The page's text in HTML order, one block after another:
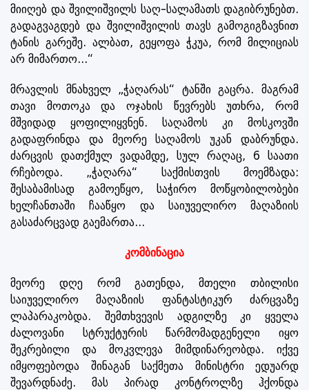
მიიღებ და შვილიშვილს საღ-სალამათს დაგიბრუნებთ.
გადაგვაგდებ და შვილიშვილის თავს გამოგიგზავნით
ტანის გარეშე. ალბათ, გეყოფა ჭკუა, რომ მილიციას
არ მიმართო...“
მრავლის მნახველ „ჭაღარას“ ტანში გაცრა. მაგრამ
თავი მოთოკა და ოჯახის წევრებს უთხრა, რომ
მშვიდად ყოფილიყვნენ. საღამოს კი მოსკოვში
გადაფრინდა და მეორე საღამოს უკან დაბრუნდა.
ძარცვის დათქმულ ვადამდე, სულ რაღაც, 6 საათი
რჩებოდა. „ჭაღარა“ საქმისთვის მოემზადა:
შესაბამისად გამოეწყო, საჭირო მოწყობილობები
ხელჩანთაში ჩააწყო და საიუველირო მაღაზიის
გასაძარცვად გაემართა...
კომბინაცია
მეორე დღე რომ გათენდა, მთელი თბილისი
საიუველირო მაღაზიის ფანტასტიკურ ძარცვაზე
ლაპარაკობდა. შემთხვევის ადგილზე კი ყველა
ძალოვანი სტრუქტურის წარმომადგენელი იყო
შეკრებილი და მოკვლევა მიმდინარეობდა. იქვე
იმყოფებოდა შინაგან საქმეთა მინისტრი ედუარდ
შევარდნაძე. მას პირად კონტროლზე ჰქონდა